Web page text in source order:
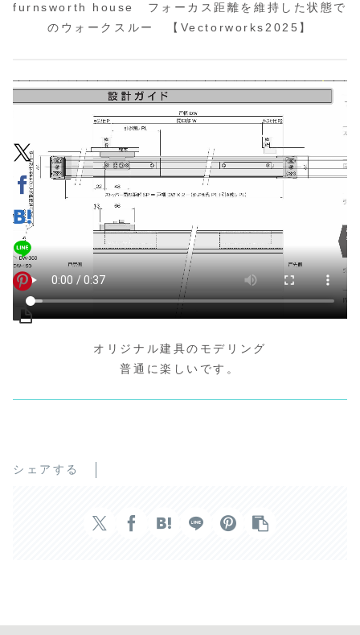
furnsworth house フォーカス距離を維持した状態で
のウォークスルー 【Vectorworks2025】
オリジナル建具のモデリング
普通に楽しいです。
シェアする